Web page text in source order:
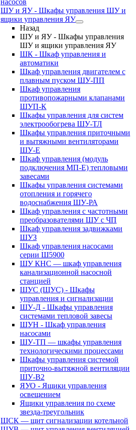
насосов
ШУ и ЯУ - Шкафы управления ШУ и
ящики управления ЯУ
Назад
ШУ и ЯУ - Шкафы управления
ШУ и ящики управления ЯУ
ШК - Шкаф управления и
автоматики
Шкаф управления двигателем с
плавным пуском ШУ-ПП
Шкаф управления
противопожарными клапанами
ШУП-К
Шкафы управления для систем
электрообогрева ШУ-ТЛ
Шкафы управления приточными
и вытяжными вентиляторами
ШУ-Е
Шкаф управления (модуль
подключения МП-Е) тепловыми
завесами
Шкафы управления системами
отопления и горячего
водоснабжения ШУ-РА
Шкаф управления с частотными
преобразователями ШУ с ЧП
Шкаф управления задвижками
ШУЗ
Шкаф управления насосами
серии Ш5900
ШУ КНС — шкаф управления
канализационной насосной
станцией
ШУС (ЩУС) - Шкафы
управления и сигнализации
ШУ-Д - Шкафы управления
системами тепловой завесы
ШУН - Шкаф управления
насосами
ШУ-ТП — шкафы управления
технологическими процессами
Шкафы управления системой
приточно-вытяжной вентиляции
ШУ-В2
ЯУО - Ящики управления
освещением
Ящики управления по схеме
звезда-треугольник
ЩСК — щит сигнализации котельной